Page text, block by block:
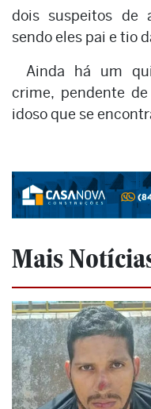
dois suspeitos de
sendo eles pai e tio
Ainda há um
crime, pendente
idoso que se
Mais